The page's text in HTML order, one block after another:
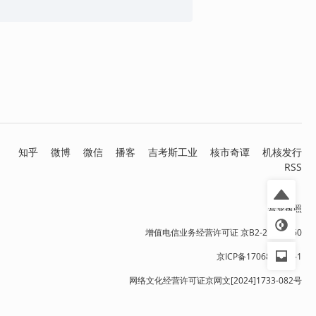
知乎 微博 微信 播客 吉考斯工业 核市奇谭
机核发行
RSS
营业执照
增值电信业务经营许可证 京B2-20191060
京ICP备17068232号-1
网络文化经营许可证京网文[2024]1733-082号